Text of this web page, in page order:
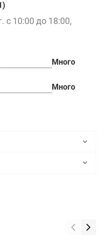
с 10:00 до 18:00,
Много
Много